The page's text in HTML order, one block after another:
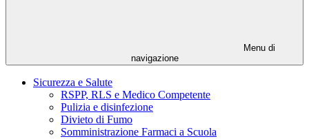
Menu di
navigazione
Sicurezza e Salute
RSPP, RLS e Medico Competente
Pulizia e disinfezione
Divieto di Fumo
Somministrazione Farmaci a Scuola